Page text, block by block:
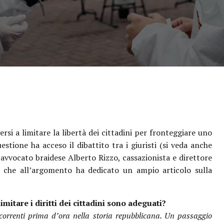
a limitare la libertà dei cittadini per fronteggiare uno
ha acceso il dibattito tra i giuristi (si veda anche
braidese Alberto Rizzo, cassazionista e direttore
che all’argomento ha dedicato un ampio articolo sulla
i diritti dei cittadini sono adeguati?
prima d’ora nella storia repubblicana. Un passaggio